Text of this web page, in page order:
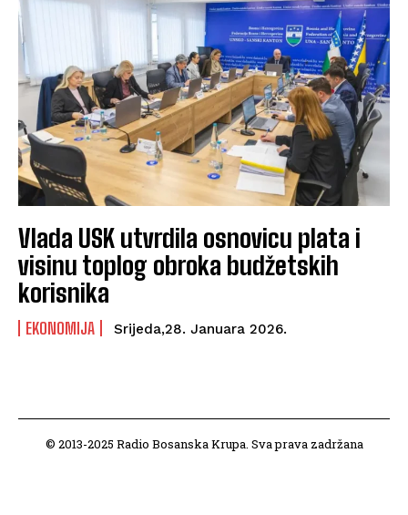
Vlada USK utvrdila osnovicu plata i
visinu toplog obroka budžetskih
korisnika
EKONOMIJA Srijeda,28. Januara 2026.
© 2013-2025 Radio Bosanska Krupa. Sva prava zadržana